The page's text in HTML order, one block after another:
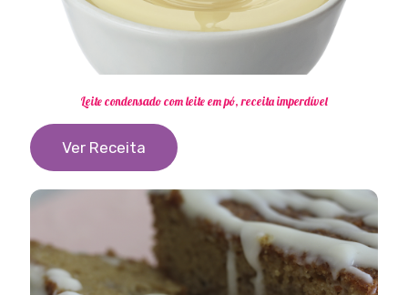
Leite condensado com leite em pó, receita imperdível
Ver Receita